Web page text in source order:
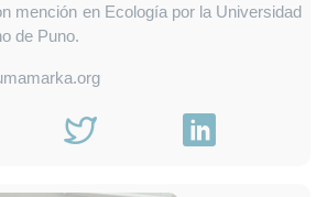
mención en Ecología por la Universidad
de Puno.